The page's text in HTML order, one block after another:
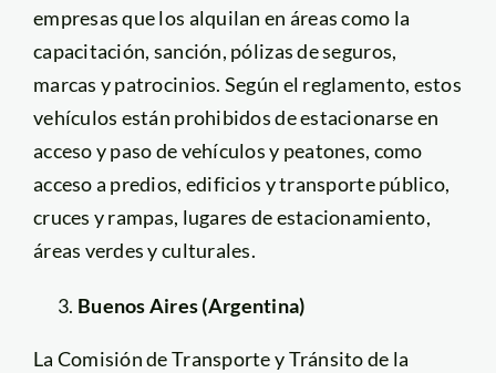
empresas que los alquilan en áreas como la
capacitación, sanción, pólizas de seguros,
marcas y patrocinios. Según el reglamento, estos
vehículos están prohibidos de estacionarse en
acceso y paso de vehículos y peatones, como
acceso a predios, edificios y transporte público,
cruces y rampas, lugares de estacionamiento,
áreas verdes y culturales.
Buenos Aires (Argentina)
La Comisión de Transporte y Tránsito de la